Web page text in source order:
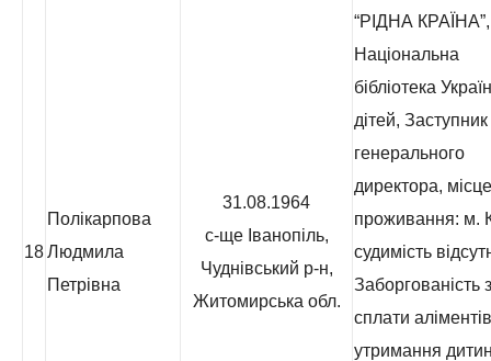
18
Полікарпова
Людмила
Петрівна
31.08.1964
с-ще Іванопіль,
Чуднівський р-н,
Житомирська обл.
“РІДНА КРАЇНА”,
Національна
бібліотека
дітей, Заступник
генерального
директора, місце
проживання: м.
судимість
Заборгованість
сплати
утримання